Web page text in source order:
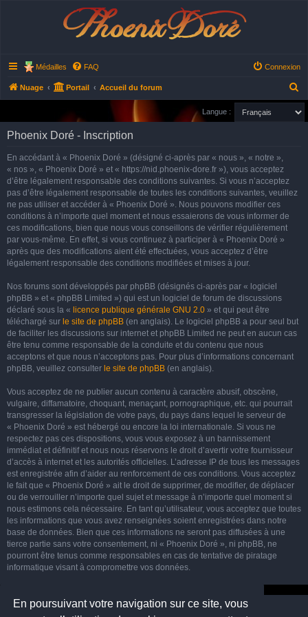
En poursuivant votre navigation sur ce site, vous
Phoenix Doré
Médailles FAQ Connexion
Nuage Portail Accueil du forum
e
Langue :
Phoenix Doré - Inscription
En accédant à « Phoenix Doré » (désigné ci-après par « nous », « notre »,
« nos », « Phoenix Doré » et « https://nid.phoenix-dore.fr »), vous acceptez
d’être légalement responsable des conditions suivantes. Si vous n’acceptez
pas d’être légalement responsable de toutes les conditions suivantes, veuillez
ne pas utiliser et accéder à « Phoenix Doré ». Nous pouvons modifier ces
conditions à n’importe quel moment et nous essaierons de vous informer de
ces modifications, bien que nous vous conseillons de vérifier régulièrement
par vous-même. En effet, si vous continuez à participer à « Phoenix Doré »
après que des modifications aient été effectuées, vous acceptez d’être
légalement responsable des conditions modifiées et mises à jour.
Nos forums sont développés par phpBB (désignés ci-après par « logiciel
phpBB » et « phpBB Limited ») qui est un logiciel de forum de discussions
déclaré sous la « licence publique générale GNU 2.0 » et qui peut être
téléchargé sur le site de phpBB (en anglais). Le logiciel phpBB a pour seul but
de faciliter les discussions sur internet et phpBB Limited ne peut en aucun cas
être tenu comme responsable de la conduite et du contenu que nous
acceptons et que nous n’acceptons pas. Pour plus d’informations concernant
phpBB, veuillez consulter le site de phpBB (en anglais).
Vous acceptez de ne publier aucun contenu à caractère abusif, obscène,
vulgaire, diffamatoire, choquant, menaçant, pornographique, etc. qui pourrait
transgresser la législation de votre pays, du pays dans lequel le serveur de
« Phoenix Doré » est hébergé ou encore la loi internationale. Si vous ne
respectez pas ces dispositions, vous vous exposez à un bannissement
immédiat et définitif et nous nous réservons le droit d’avertir votre fournisseur
d’accès à internet et les autorités officielles. L’adresse IP de tous les messages
est enregistrée afin d’aider au renforcement de ces conditions. Vous acceptez
le fait que « Phoenix Doré » ait le droit de supprimer, de modifier, de déplacer
ou de verrouiller n’importe quel sujet et message à n’importe quel moment si
nous estimons cela nécessaire. En tant qu’utilisateur, vous acceptez que toutes
les informations que vous avez renseignées soient enregistrées dans notre
base de données. Bien que ces informations ne seront pas diffusées à une
tierce partie sans votre consentement, ni « Phoenix Doré », ni phpBB, ne
pourront être tenus comme responsables en cas de tentative de piratage
informatique visant à compromettre vos données.